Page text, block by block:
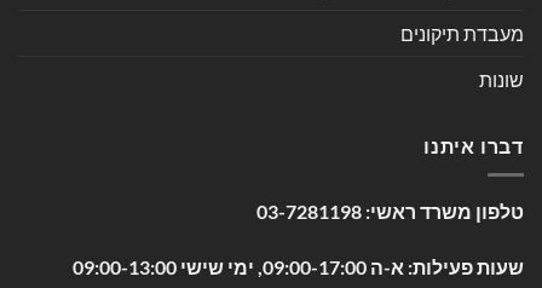
מעבדת תיקונים
שונות
דברו איתנו
טלפון משרד ראשי: 03-7281198
שעות פעילות: א-ה 09:00-17:00, ימי שישי 09:00-13:00